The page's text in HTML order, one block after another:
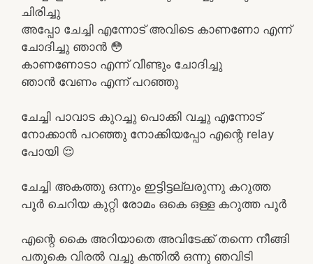
ചിരിച്ചു
അപ്പോ ചേച്ചി എന്നോട് അവിടെ കാണണോ എന്ന്
ചോദിച്ചു ഞാൻ 😳
കാണണോടാ എന്ന് വീണ്ടും ചോദിച്ചു
ഞാൻ വേണം എന്ന് പറഞ്ഞു
ചേച്ചി പാവാട കുറച്ചു പൊക്കി വച്ചു എന്നോട്
നോക്കാൻ പറഞ്ഞു നോക്കിയപ്പോ എന്റെ relay
പോയി 😌
ചേച്ചി അകത്തു ഒന്നും ഇട്ടിട്ടല്ലരുന്നു കറുത്ത
പൂർ ചെറിയ കുറ്റി രോമം ഒകെ ഒള്ള കറുത്ത പൂർ
എന്റെ കൈ അറിയാതെ അവിടേക്ക് തന്നെ നീങ്ങി
പതുകെ വിരൽ വച്ചു കന്തിൽ ഒന്നു ഞവിടി